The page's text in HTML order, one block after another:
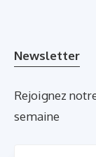
Newsletter
Rejoignez
semaine